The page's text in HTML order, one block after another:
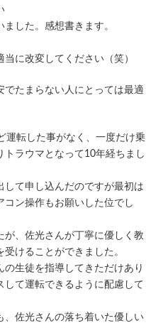
した。感想書きます。
に改変してください（笑）
たまらない人にとっては最適
運転した事がなく、一度だけ乗
トラウマとなって10年経ちまし
て申し込んだのですが最初は
コン操作もお願いした位でし
、佐光さんが丁寧に優しく教
けることができました。
生徒を指導してきただけあり
て運転できるように配慮して
、佐光さんの落ち着いた優しい